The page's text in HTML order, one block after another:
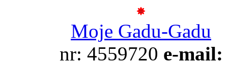
Moje Gadu-Gadu
nr: 4559720 e-mail: